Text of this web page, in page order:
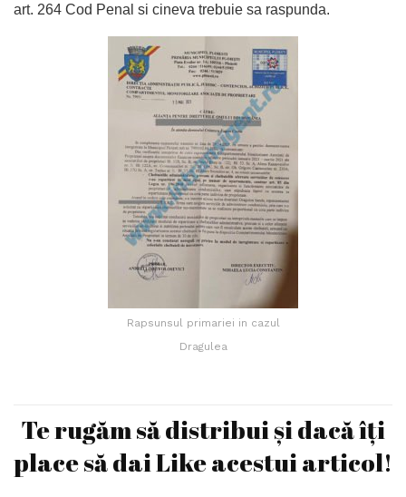
art. 264 Cod Penal si cineva trebuie sa raspunda.
Rapsunsul primariei in cazul
Dragulea
Te rugăm să distribui și dacă îți
place să dai Like acestui articol!